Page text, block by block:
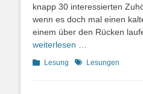
knapp 30 interessierten
wenn es doch mal einen
einem über den Rücken
weiterlesen …
Kategorien
Lesung Schlagworte
Lesungen